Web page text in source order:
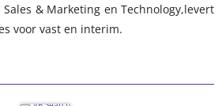
& Marketing en Technology,levert
voor vast en interim.